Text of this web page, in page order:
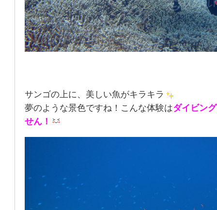
サンゴの上に、美しい魚がキラキラ
夢のような景色ですね！こんな体験はダイビン
せん！